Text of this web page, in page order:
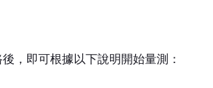
，即可根據以下說明開始量測：